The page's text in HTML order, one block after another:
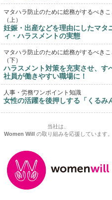
マタハラ防止のために総務がするべきこ
（上）
妊娠・出産などを理由にしたマタ
ィ・ハラスメントの実態
マタハラ防止のために総務がするべきこ
（下）
ハラスメント対策を充実させ、す
社員が働きやすい職場に！
人事・労務ワンポイント知識
女性の活躍を後押しする「くるみ
当社は、
Women Willの取り組みを応援しています。